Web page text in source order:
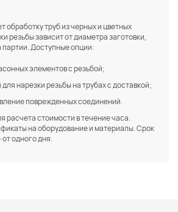
обработку труб из черных и цветных
резьбы зависит от диаметра заготовки,
Доступные опции:
элементов с резьбой;
нарезки резьбы на трубах с доставкой;
поврежденных соединений.
расчета стоимости в течение часа.
на оборудование и материалы. Срок
одного дня.